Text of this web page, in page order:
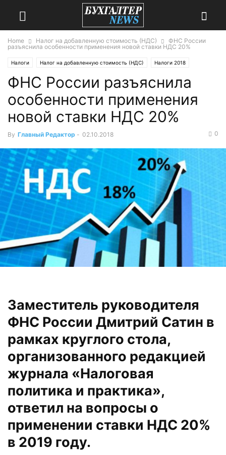
Home Налог на добавленную стоимость (НДС)
ФНС России
разъяснила особенности применения новой ставки НДС 20%
Налоги Налог на добавленную стоимость (НДС) Налоги 2018
НДС 2018
ФНС России разъяснила
особенности применения
новой ставки НДС 20%
By Главный Редактор - 02.10.2018 0
Заместитель руководителя
ФНС России Дмитрий Сатин в
рамках круглого стола,
организованного редакцией
журнала «Налоговая
политика и практика»,
ответил на вопросы о
применении ставки НДС 20%
в 2019 году.